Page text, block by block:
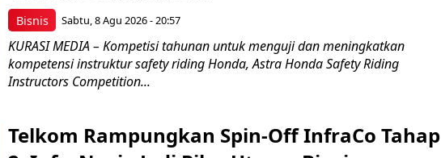
Bisnis Sabtu, 8 Agu 2026 - 20:57
KURASI MEDIA – Kompetisi tahunan untuk menguji dan meningkatkan
kompetensi instruktur safety riding Honda, Astra Honda Safety Riding
Instructors Competition...
Telkom Rampungkan Spin-Off InfraCo Tahap